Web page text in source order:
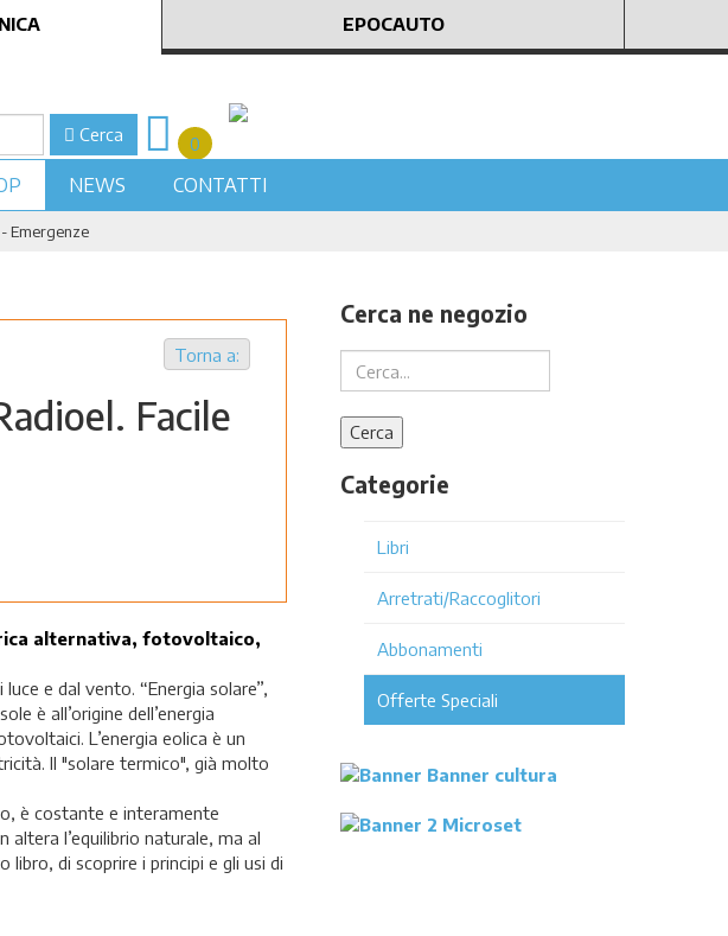
EPOCAUTO
Cerca
0
NEWS CONTATTI
Emergenze
Torna a:
Facile
alternativa, fotovoltaico,
e dal vento. “Energia solare”,
è all’origine dell’energia
L’energia eolica è un
Il "solare termico", già molto
è costante e interamente
l’equilibrio naturale, ma al
di scoprire i principi e gli usi di
Cerca ne negozio
Categorie
Libri
Arretrati/Raccoglitori
Abbonamenti
Offerte Speciali